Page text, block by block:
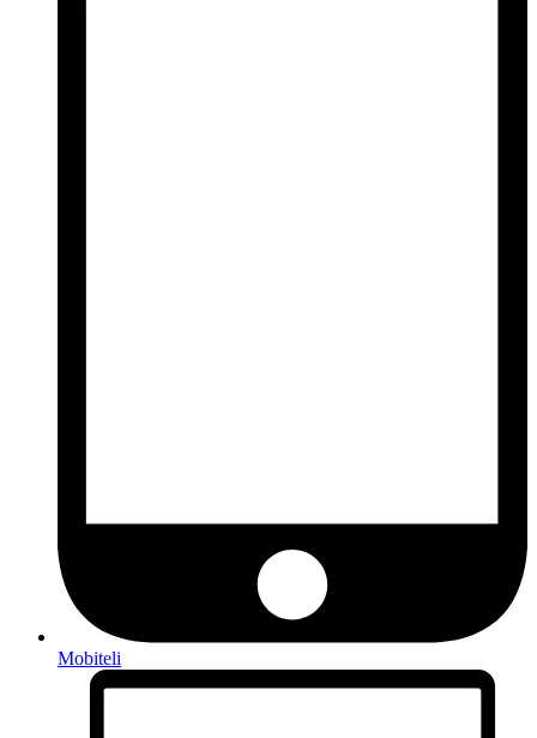
Mobiteli